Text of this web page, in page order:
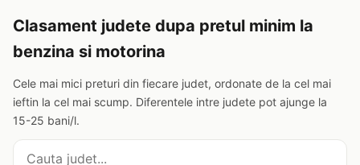
Clasament judete dupa pretul minim la
benzina si motorina
Cele mai mici preturi din fiecare judet, ordonate de la cel mai
ieftin la cel mai scump. Diferentele intre judete pot ajunge la
15-25 bani/l.
Cauta judet